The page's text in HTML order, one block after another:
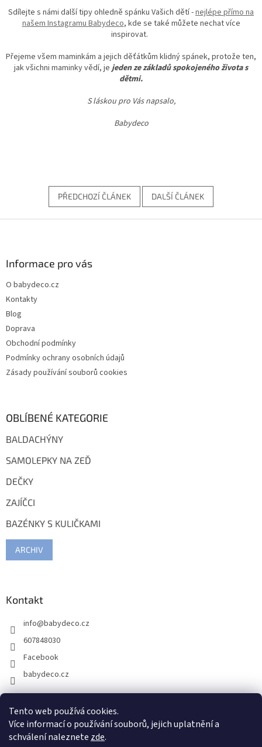
Tento web používá cookies.
Více informací o používání souborů, jejich uplatnění a
schválení naleznete zde.
Sdílejte s námi další tipy ohledně spánku Vašich dětí -nejlépe přímo na
našem Instagramu Babydeco, kde se také můžete nechat více
inspirovat.
Přejeme všem maminkám a jejich děťátkům klidný spánek, protože ten,
jak všichni maminky vědí, jejeden ze základů spokojeného života s
dětmi.
S láskou pro Vás napsalo,
Babydeco
PŘEDCHOZÍ ČLÁNEK DALŠÍ ČLÁNEK
Informace pro vás
O babydeco.cz
Kontakty
Blog
Doprava
Obchodní podmínky
Podmínky ochrany osobních údajů
Zásady používání souborů cookies
OBLÍBENÉ KATEGORIE
BALDACHÝNY
SAMOLEPKY NA ZEĎ
DEČKY
ZAJÍČCI
BAZÉNKY S KULIČKAMI
ARCHIV
Kontakt
info@babydeco.cz
607848030
Facebook
babydeco.cz